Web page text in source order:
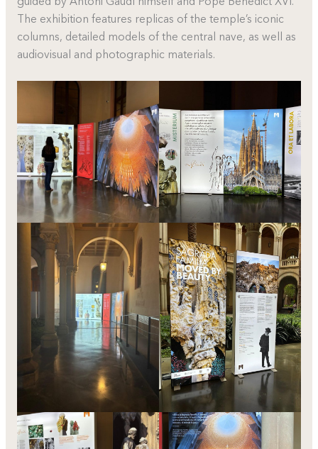
The exhibition features replicas of the temple’s iconic
columns, detailed models of the central nave, as well as
audiovisual and photographic materials.